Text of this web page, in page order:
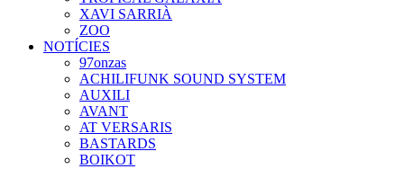
XAVI SARRIÀ
ZOO
NOTÍCIES
97onzas
ACHILIFUNK SOUND SYSTEM
AUXILI
AVANT
AT VERSARIS
BASTARDS
BOIKOT